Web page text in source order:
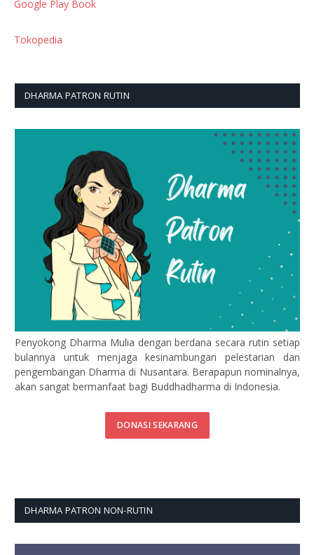
Google Play Book
Tokopedia
DHARMA PATRON RUTIN
Penyokong Dharma Mulia dengan berdana secara rutin setiap
bulannya untuk menjaga kesinambungan pelestarian dan
pengembangan Dharma di Nusantara. Berapapun nominalnya,
akan sangat bermanfaat bagi Buddhadharma di Indonesia.
DONASI SEKARANG
DHARMA PATRON NON-RUTIN